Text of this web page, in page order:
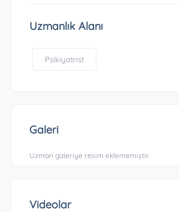
Uzmanlık Alanı
Psikiyatrist
Galeri
Uzman galeriye resim eklememiştir.
Videolar